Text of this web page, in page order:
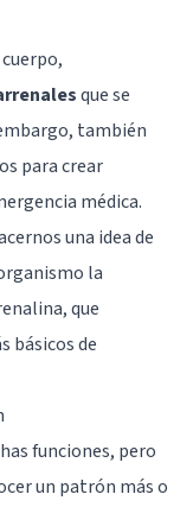
que se
también
para crear
médica.
una idea de
la
que
básicos de
funciones, pero
un patrón más o